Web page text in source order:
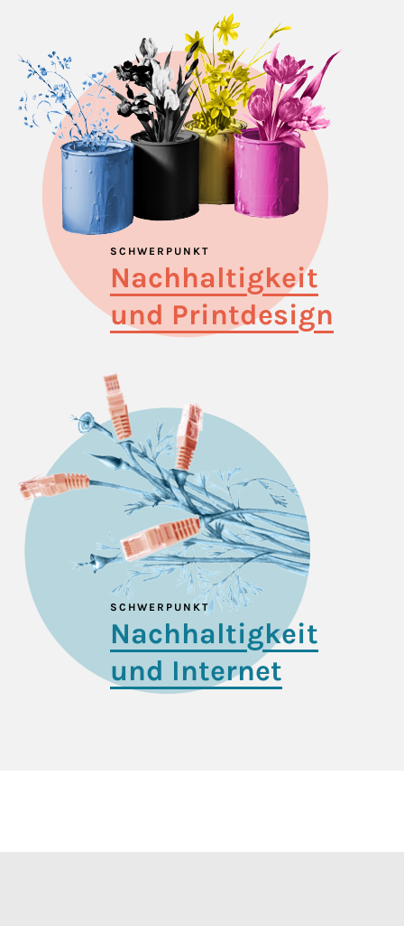
SCHWERPUNKT
Nachhaltigkeit
und Printdesign
SCHWERPUNKT
Nachhaltigkeit
und Internet